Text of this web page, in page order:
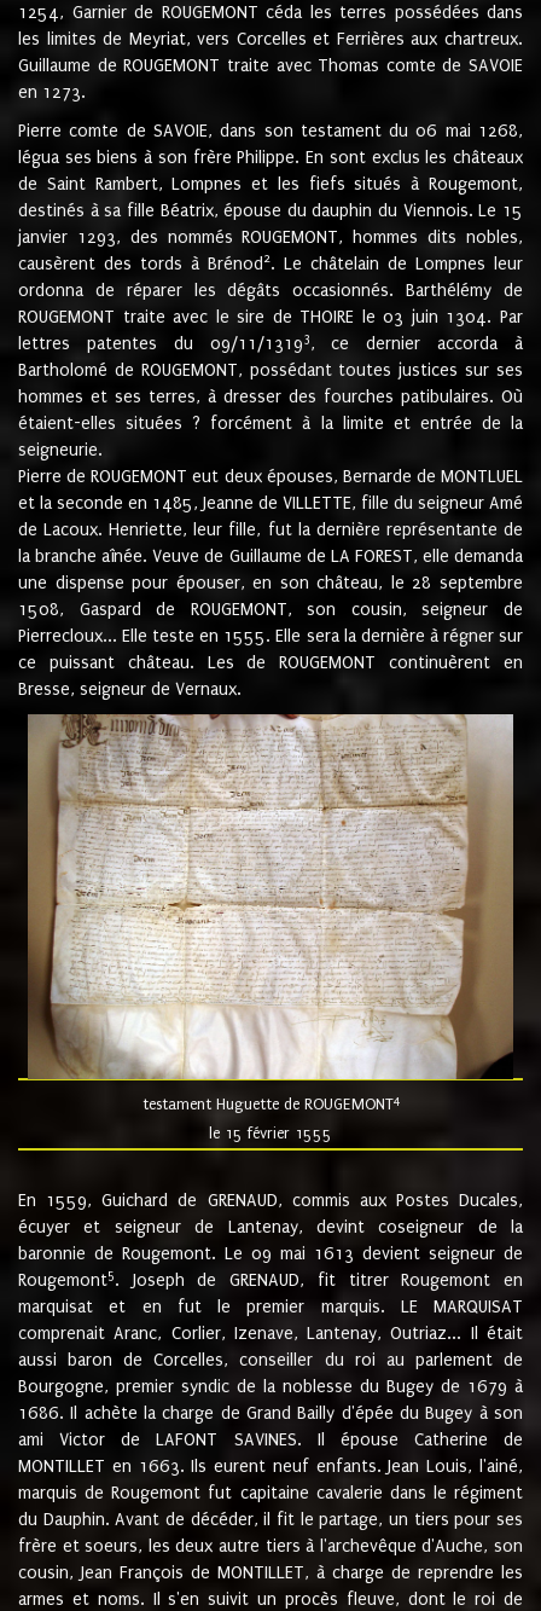
1254, Garnier de ROUGEMONT céda les terres possédées dans
les limites de Meyriat, vers Corcelles et Ferrières aux chartreux.
Guillaume de ROUGEMONT traite avec Thomas comte de SAVOIE
en 1273.
Pierre comte de SAVOIE, dans son testament du 06 mai 1268,
légua ses biens à son frère Philippe. En sont exclus les châteaux
de Saint Rambert, Lompnes et les fiefs situés à Rougemont,
destinés à sa fille Béatrix, épouse du dauphin du Viennois. Le 15
janvier 1293, des nommés ROUGEMONT, hommes dits nobles,
causèrent des tords à Brénod 2. Le châtelain de Lompnes leur
ordonna de réparer les dégâts occasionnés. Barthélémy de
ROUGEMONT traite avec le sire de THOIRE le 03 juin 1304. Par
lettres patentes du 09/11/13193, ce dernier accorda à
Bartholomé de ROUGEMONT, possédant toutes justices sur ses
hommes et ses terres, à dresser des fourches patibulaires. Où
étaient-elles situées ? forcément à la limite et entrée de la
seigneurie.
Pierre de ROUGEMONT eut deux épouses, Bernarde de MONTLUEL
et la seconde en 1485, Jeanne de VILLETTE, fille du seigneur Amé
de Lacoux. Henriette, leur fille, fut la dernière représentante de
la branche aînée. Veuve de Guillaume de LA FOREST, elle demanda
une dispense pour épouser, en son château, le 28 septembre
1508, Gaspard de ROUGEMONT, son cousin, seigneur de
Pierrecloux... Elle teste en 1555. Elle sera la dernière à régner sur
ce puissant château. Les de ROUGEMONT continuèrent en
Bresse, seigneur de Vernaux.
testament Huguette de ROUGEMONT4
le 15 février 1555
En 1559, Guichard de GRENAUD, commis aux Postes Ducales,
écuyer et seigneur de Lantenay, devint coseigneur de la
baronnie de Rougemont. Le 09 mai 1613 devient seigneur de
Rougemont5. Joseph de GRENAUD, fit titrer Rougemont en
marquisat et en fut le premier marquis. LE MARQUISAT
comprenait Aranc, Corlier, Izenave, Lantenay, Outriaz... Il était
aussi baron de Corcelles, conseiller du roi au parlement de
Bourgogne, premier syndic de la noblesse du Bugey de 1679 à
1686. Il achète la charge de Grand Bailly d'épée du Bugey à son
ami Victor de LAFONT SAVINES. Il épouse Catherine de
MONTILLET en 1663. Ils eurent neuf enfants. Jean Louis, l'ainé,
marquis de Rougemont fut capitaine cavalerie dans le régiment
du Dauphin. Avant de décéder, il fit le partage, un tiers pour ses
frère et soeurs, les deux autre tiers à l'archevêque d'Auche, son
cousin, Jean François de MONTILLET, à charge de reprendre les
armes et noms. Il s'en suivit un procès fleuve, dont le roi de